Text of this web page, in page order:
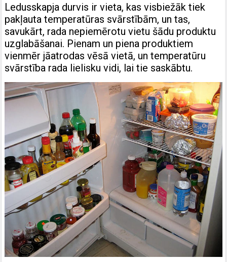
Ledusskapja durvis ir vieta, kas visbiežāk tiek
pakļauta temperatūras svārstībām, un tas,
savukārt, rada nepiemērotu vietu šādu produktu
uzglabāšanai. Pienam un piena produktiem
vienmēr jāatrodas vēsā vietā, un temperatūru
svārstība rada lielisku vidi, lai tie saskābtu.